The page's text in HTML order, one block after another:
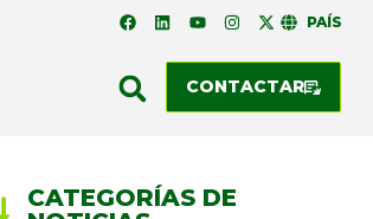
PAÍS
CONTACTAR
CATEGORÍAS DE